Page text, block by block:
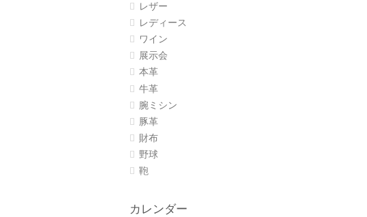
レザー
レディース
ワイン
展示会
本革
牛革
腕ミシン
豚革
財布
野球
鞄
カレンダー